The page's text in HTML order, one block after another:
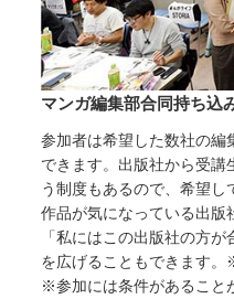
マンガ編集部合同持ち込
参加者は希望した数社の編
できます。出版社から受講
う制度もあるので、希望
作品が気になっている出版
「私にはこの出版社の方
を広げることもできます。
※参加には条件があること